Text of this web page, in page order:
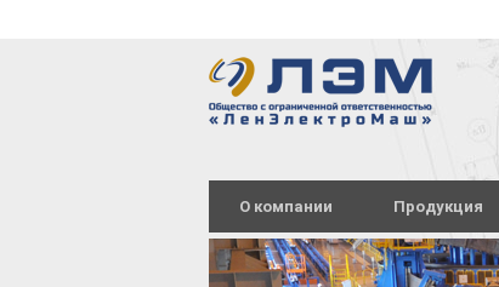
О компании Продукция